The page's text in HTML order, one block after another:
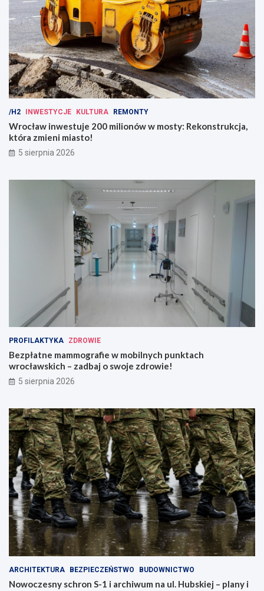
/H2 INWESTYCJE KULTURA REMONTY
Wrocław inwestuje 200 milionów w mosty: Rekonstrukcja,
która zmieni miasto!
5 sierpnia 2026
PROFILAKTYKA ZDROWIE
Bezpłatne mammografie w mobilnych punktach
wrocławskich – zadbaj o swoje zdrowie!
5 sierpnia 2026
ARCHITEKTURA BEZPIECZEŃSTWO BUDOWNICTWO
Nowoczesny schron S-1 i archiwum na ul. Hubskiej – plany i